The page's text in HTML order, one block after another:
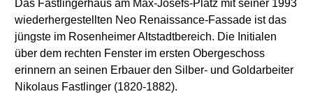
Das Fastlingerhaus am Max-Josefs-Platz mit seiner 1993
wiederhergestellten Neo Renaissance-Fassade ist das
jüngste im Rosenheimer Altstadtbereich. Die Initialen
über dem rechten Fenster im ersten Obergeschoss
erinnern an seinen Erbauer den Silber- und Goldarbeiter
Nikolaus Fastlinger (1820-1882).